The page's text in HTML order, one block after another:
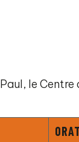
le Centre